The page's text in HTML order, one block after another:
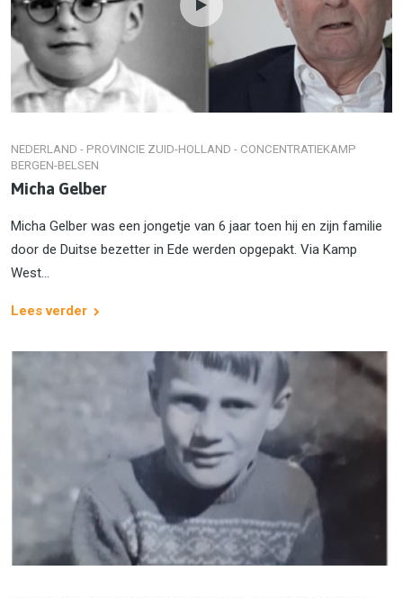
NEDERLAND - PROVINCIE ZUID-HOLLAND - CONCENTRATIEKAMP
BERGEN-BELSEN
Micha Gelber
Micha Gelber was een jongetje van 6 jaar toen hij en zijn familie
door de Duitse bezetter in Ede werden opgepakt. Via Kamp
West...
Lees verder